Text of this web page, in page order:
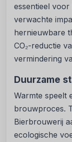
essentieel
verwachte
hernieuwbare
CO₂-reductie
vermindering
Duurzame
Warmte speelt
brouwproces.
Bierbrouwerij
ecologische